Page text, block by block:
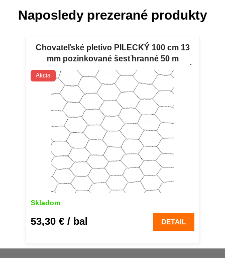
Naposledy prezerané produkty
Chovateľské pletivo PILECKÝ 100 cm 13
mm pozinkované šesťhranné 50 m
Chovateľské šesťhranné pletivo PILECKÝ
100 cm 13 mm pozinkované 50 m
Akcia
Skladom
53,30 € / bal DETAIL